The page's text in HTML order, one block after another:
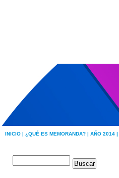
INICIO | ¿QUÉ ES MEMORANDA? | AÑO 2014 |